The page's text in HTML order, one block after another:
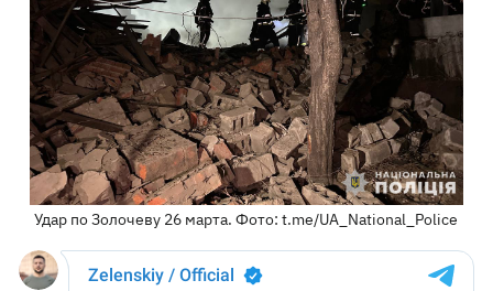
Удар по Золочеву 26 марта. Фото: t.me/UA_National_Police